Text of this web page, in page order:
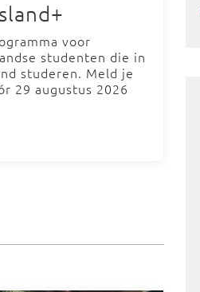
voor
studenten die in
studeren. Meld je
29 augustus 2026